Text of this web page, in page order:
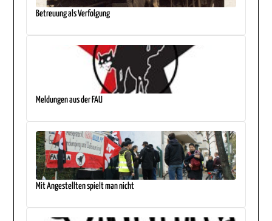
Betreuung als Verfolgung
Meldungen aus der FAU
Mit Angestellten spielt man nicht